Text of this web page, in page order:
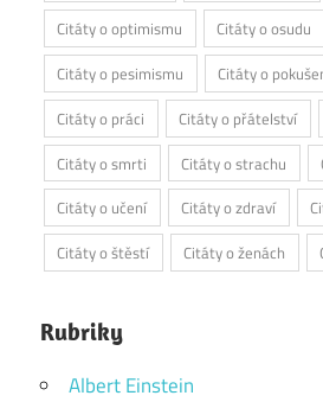
Citáty o optimismu Citáty o osudu
Citáty o pesimismu
Citáty o
Citáty o práci
Citáty o přátelství
Citáty o smrti
Citáty o strachu
Citáty o učení
Citáty o zdraví
Citáty o štěstí
Citáty o ženách
Rubriky
Albert Einstein